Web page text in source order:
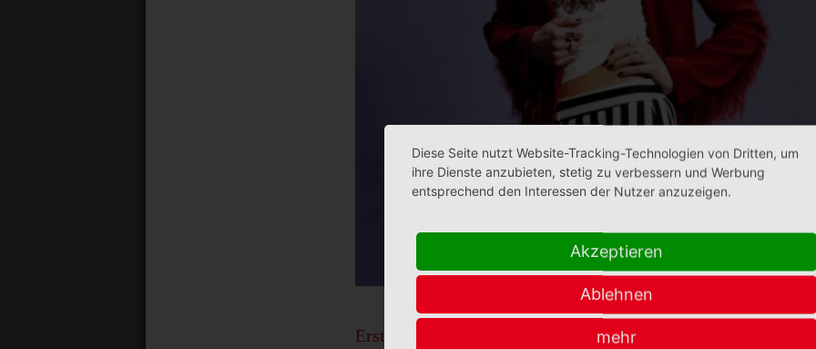
Erst kürzlich veröffentlichte die schottische Singer/
Diese Seite nutzt Website-Tracking-Technologien von Dritten, um
ihre Dienste anzubieten, stetig zu verbessern und Werbung
entsprechend den Interessen der Nutzer anzuzeigen.
Akzeptieren
Ablehnen
mehr